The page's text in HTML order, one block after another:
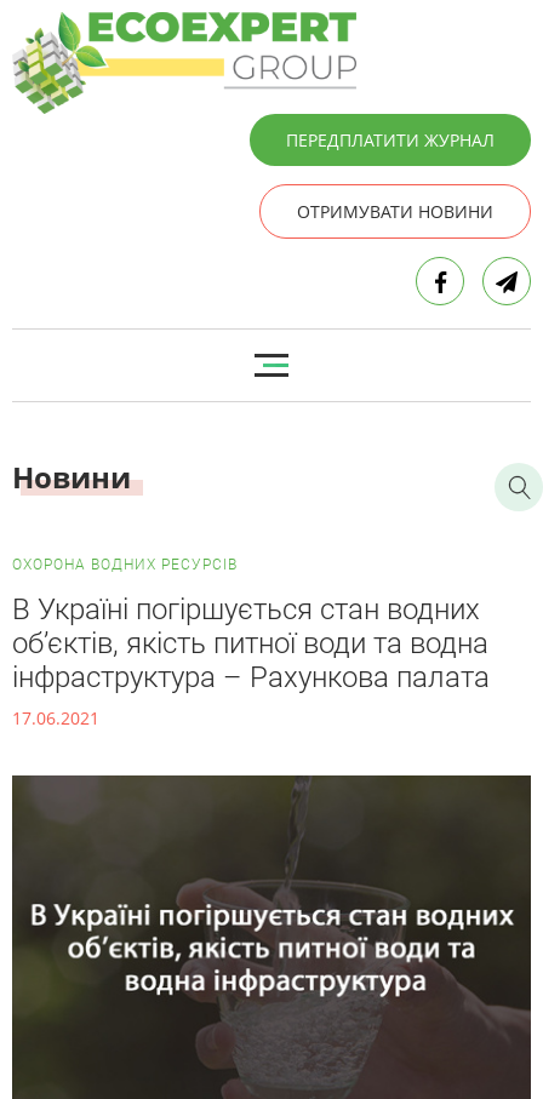
ПЕРЕДПЛАТИТИ ЖУРНАЛ
ОТРИМУВАТИ НОВИНИ
Новини
ОХОРОНА ВОДНИХ РЕСУРСІВ
В Україні погіршується стан водних
об’єктів, якість питної води та водна
інфраструктура – Рахункова палата
17.06.2021